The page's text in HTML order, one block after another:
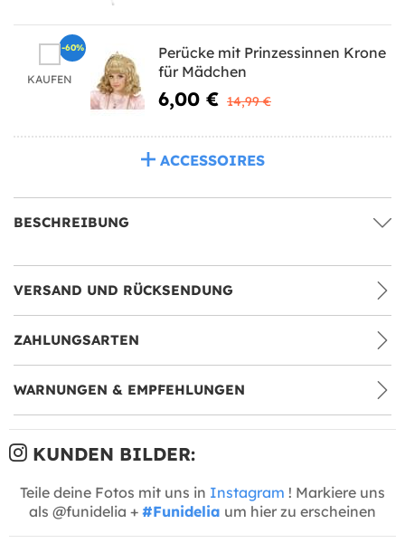
KAUFEN
Perücke mit Prinzessinnen Krone
für Mädchen
6,00 € 14,99 €
-60%
ACCESSOIRES
BESCHREIBUNG
VERSAND UND RÜCKSENDUNG
ZAHLUNGSARTEN
WARNUNGEN & EMPFEHLUNGEN
KUNDEN BILDER:
Teile deine Fotos mit uns in Instagram ! Markiere uns
als @funidelia + #Funidelia um hier zu erscheinen